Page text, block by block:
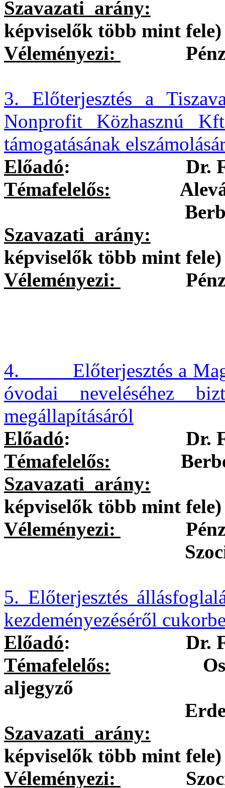
Szavazati arány:
képviselők több mint fele)
Véleményezi:
3. Előterjesztés a
Nonprofit Közhasznú
támogatásának
Előadó:
Dr.
Témafelelős: Aleváné
Berbécs
Szavazati arány:
képviselők több mint fele)
Véleményezi:
4. Előterjesztés a
óvodai neveléséhez
megállapításáról
Előadó:
Dr.
Témafelelős: Berbécs
Szavazati arány:
képviselők több mint fele)
Véleményezi:
Szociális és
5. Előterjesztés
kezdeményezéséről
Előadó:
Dr.
Témafelelős:
aljegyző
Erdei Kolett
Szavazati arány:
képviselők több mint fele)
Véleményezi: